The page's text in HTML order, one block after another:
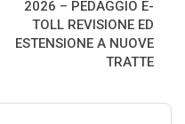
2026 – PEDAGGIO E-
TOLL REVISIONE ED
ESTENSIONE A NUOVE
TRATTE